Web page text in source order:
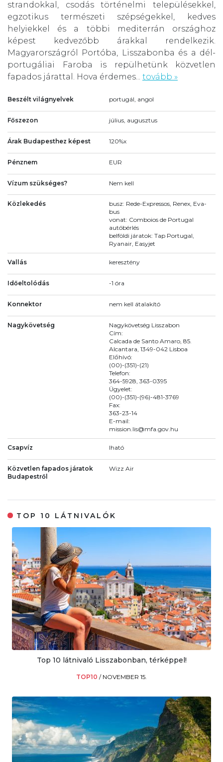
strandokkal, csodás történelmi településekkel,
egzotikus természeti szépségekkel, kedves
helyiekkel és a többi mediterrán országhoz
képest kedvezőbb árakkal rendelkezik.
Magyarországról Portóba, Lisszabonba és a dél-
portugáliai Faroba is repülhetünk közvetlen
fapados járattal. Hova érdemes... tovább »
Beszélt világnyelvek portugál, angol
Főszezon július, augusztus
Árak Budapesthez képest 120%x
Pénznem EUR
Vízum szükséges? Nem kell
Közlekedés
busz: Rede-Expressos, Renex, Eva-
bus
vonat: Comboios de Portugal
autóbérlés
belföldi járatok: Tap Portugal,
Ryanair, Easyjet
Vallás keresztény
Időeltolódás -1 óra
Konnektor nem kell átalakító
Nagykövetség
Nagykövetség Lisszabon
Cím:
Calcada de Santo Amaro, 85.
Alcantara, 1349-042 Lisboa
Előhívó:
(00)-(351)-(21)
Telefon:
364-5928, 363-0395
Ügyelet:
(00)-(351)-(96)-481-3769
Fax:
363-23-14
E-mail:
mission.lis@mfa.gov.hu
Csapvíz Iható
Közvetlen fapados járatok
Budapestről
Wizz Air
TOP 10 LÁTNIVALÓK
Top 10 látnivaló Lisszabonban, térképpel!
TOP10 / NOVEMBER 15.